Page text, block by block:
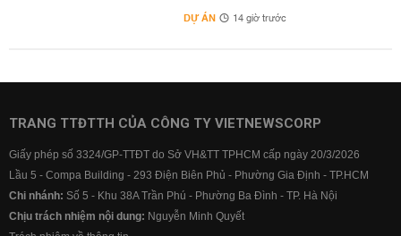
DỰ ÁN 14 giờ trước
TRANG TTĐTTH CỦA CÔNG TY VIETNEWSCORP
Giấy phép số 3324/GP-TTĐT do Sở VH&TT TPHCM cấp ngày 20/3/2026
Lầu 5 - Compa Building - 293 Điện Biên Phủ - Phường Gia Định - TP.HCM
Chi nhánh: Số 5 - Khu 38A Trần Phú - Phường Ba Đình - TP. Hà Nội
Chịu trách nhiệm nội dung: Nguyễn Minh Quyết